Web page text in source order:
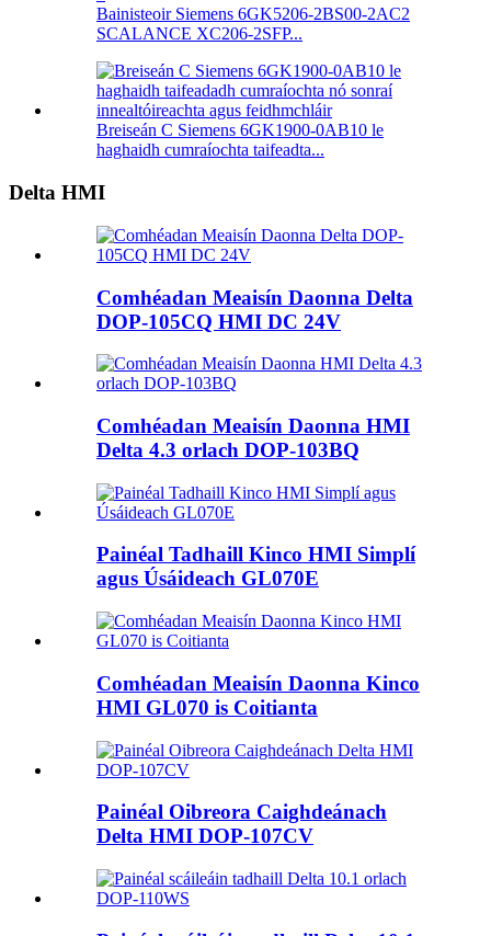
Bainisteoir Siemens 6GK5206-2BS00-2AC2
SCALANCE XC206-2SFP...
Breiseán C Siemens 6GK1900-0AB10 le
haghaidh cumraíochta taifeadta...
Delta HMI
Comhéadan Meaisín Daonna Delta
DOP-105CQ HMI DC 24V
Comhéadan Meaisín Daonna HMI
Delta 4.3 orlach DOP-103BQ
Painéal Tadhaill Kinco HMI Simplí
agus Úsáideach GL070E
Comhéadan Meaisín Daonna Kinco
HMI GL070 is Coitianta
Painéal Oibreora Caighdeánach
Delta HMI DOP-107CV